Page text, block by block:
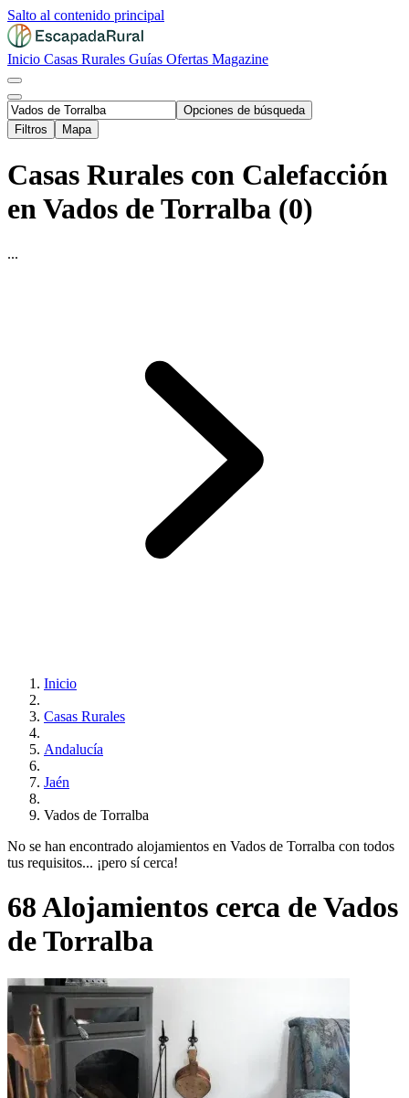
Salto al contenido principal
Inicio Casas Rurales Guías Ofertas Magazine
Opciones de búsqueda
Filtros
Mapa
Casas Rurales con Calefacción
en Vados de Torralba (0)
...
Inicio
Casas Rurales
Andalucía
Jaén
Vados de Torralba
No se han encontrado alojamientos en Vados de Torralba con todos
tus requisitos... ¡pero sí cerca!
68 Alojamientos cerca de Vados
de Torralba